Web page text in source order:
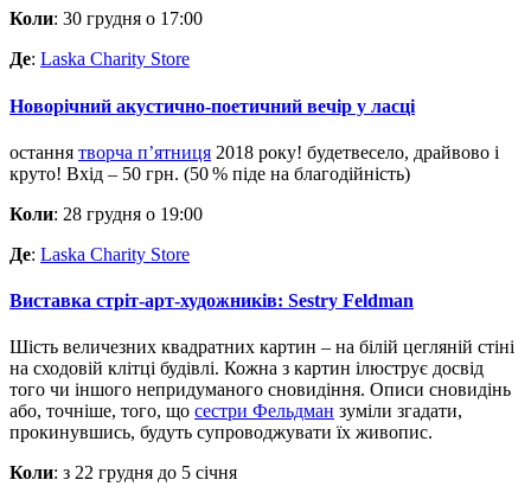
Коли: 30 грудня о 17:00
Де: Laska Charity Store
Новорічний акустично-поетичний вечір у ласці
остання творча п’ятниця 2018 року! будетвесело, драйвово і
круто! Вхід – 50 грн. (50 % піде на благодійність)
Коли: 28 грудня о 19:00
Де: Laska Charity Store
Виставка стріт-арт-художників: Sestry Feldman
Шість величезних квадратних картин – на білій цегляній стіні
на сходовій клітці будівлі. Кожна з картин ілюструє досвід
того чи іншого непридуманого сновидіння. Описи сновидінь
або, точніше, того, що сестри Фельдман зуміли згадати,
прокинувшись, будуть супроводжувати їх живопис.
Коли: з 22 грудня до 5 січня